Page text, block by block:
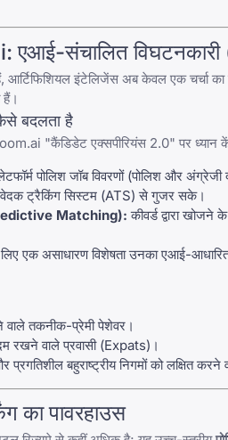
: एआई-संचालित
इंटेलिजेंस अब केवल एक चर्चा का
हैं।
बदलता है
"कैंडिडेट एक्सपीरियंस 2.0" पर ध्यान
पोलिश जॉब विवरणों (पोलिश और
आवेदक ट्रैकिंग सिस्टम (ATS) से गुजर सके।
Matching): कीवर्ड द्वारा खोजने
एक असाधारण विशेषता उनका एआई-
तकनीक-प्रेमी पेशेवर।
रखने वाले प्रवासी (Expats)।
बहुराष्ट्रीय निगमों को लक्षित करने
का पावरहाउस